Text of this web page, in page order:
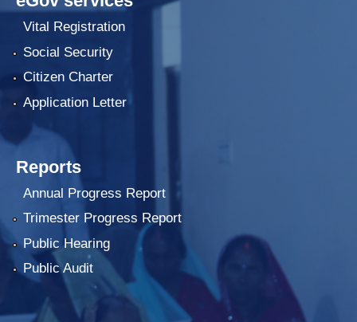
Vital Registration
Social Security
Citizen Charter
Application Letter
Reports
Annual Progress Report
Trimester Progress Report
Public Hearing
Public Audit